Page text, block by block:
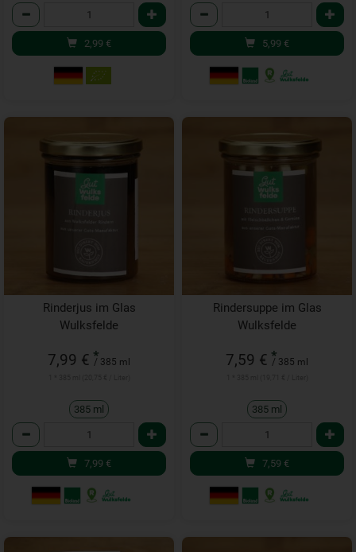
Anzahl
2,99 €
Anzahl
5,99 €
Rinderjus im Glas
Wulksfelde
7,99 € *
/ 385 ml
385 ml
Anzahl
7,99 €
Rindersuppe im Glas
Wulksfelde
7,59 € *
/ 385 ml
385 ml
Anzahl
7,59 €